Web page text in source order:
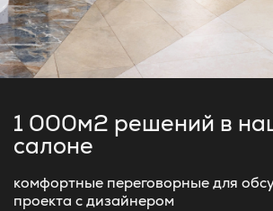
1 000м2 решений в
салоне
комфортные переговорные для
проекта с дизайнером